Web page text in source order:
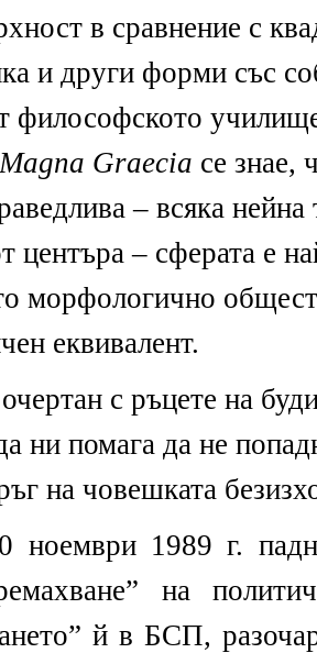
в сравнение с
и други форми със
философското
Magna Graecia се знае,
– всяка нейна
центъра – сферата е
морфологично
еквивалент.
с ръцете на
ни помага да не
на човешката
ноември 1989 г.
на
й в БСП,